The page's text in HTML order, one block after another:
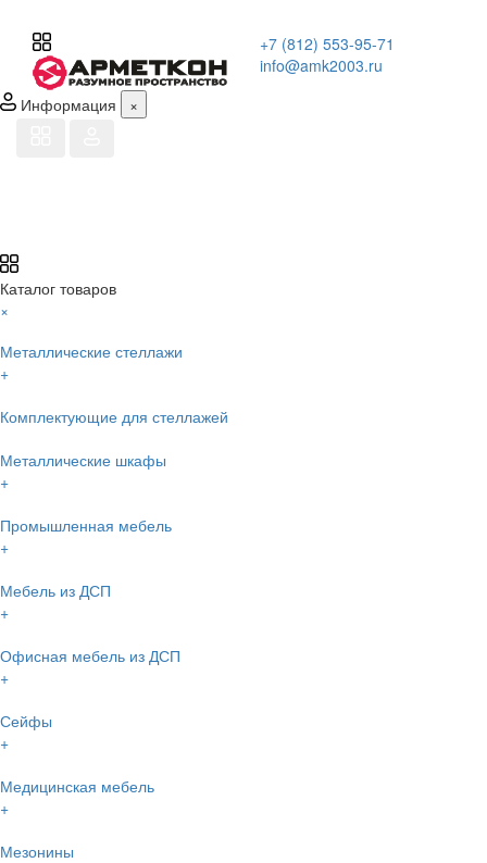
+7 (812) 553-95-71
info@amk2003.ru
Информация
×
Каталог товаров
×
Металлические стеллажи
+
Комплектующие для стеллажей
Металлические шкафы
+
Промышленная мебель
+
Мебель из ДСП
+
Офисная мебель из ДСП
+
Сейфы
+
Медицинская мебель
+
Мезонины